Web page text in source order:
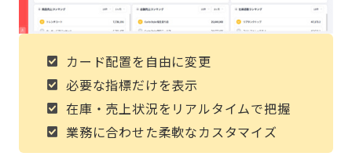
カード配置を自由に変更
必要な指標だけを表示
在庫・売上状況をリアルタイムで把握
業務に合わせた柔軟なカスタマイズ